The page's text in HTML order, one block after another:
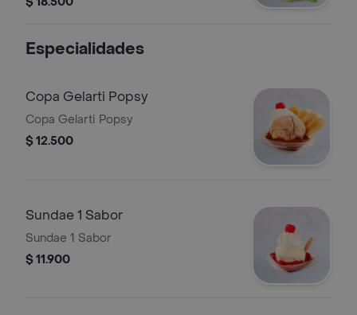
Especialidades
Copa Gelarti Popsy
Copa Gelarti Popsy
$ 12.500
Sundae 1 Sabor
Sundae 1 Sabor
$ 11.900